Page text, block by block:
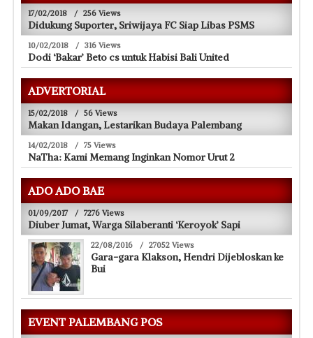
17/02/2018 / 256 Views
Didukung Suporter, Sriwijaya FC Siap Libas PSMS
10/02/2018 / 316 Views
Dodi ‘Bakar’ Beto cs untuk Habisi Bali United
ADVERTORIAL
15/02/2018 / 56 Views
Makan Idangan, Lestarikan Budaya Palembang
14/02/2018 / 75 Views
NaTha: Kami Memang Inginkan Nomor Urut 2
ADO ADO BAE
01/09/2017 / 7276 Views
Diuber Jumat, Warga Silaberanti ‘Keroyok’ Sapi
22/08/2016 / 27052 Views
Gara-gara Klakson, Hendri Dijebloskan ke
Bui
EVENT PALEMBANG POS